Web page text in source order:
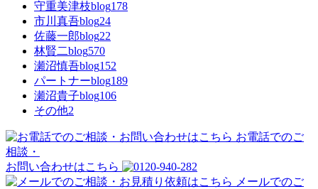
守重美津枝blog178
市川真吾blog24
佐藤一郎blog22
林賢二blog570
瀬沼慎吾blog152
パートナーblog189
瀬沼貴子blog106
その他2
お電話でのご
相談・
お問い合わせはこちら
メールでのご